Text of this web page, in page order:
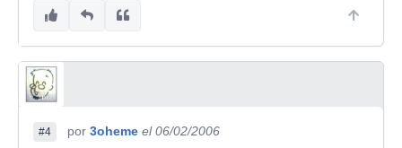
#4 por 3oheme el 06/02/2006